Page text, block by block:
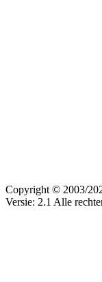
Copyright © 2003/
Versie: 2.1 Alle